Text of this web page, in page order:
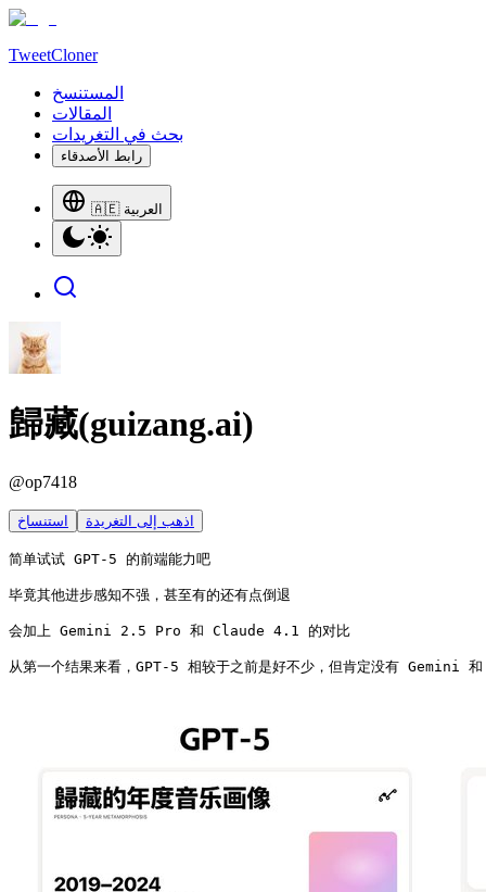
TweetCloner
المستنسخ
المقالات
بحث في التغريدات
رابط الأصدقاء
🇦🇪 العربية
歸藏(guizang.ai)
@op7418
استنساخ اذهب إلى التغريدة
简单试试 GPT-5 的前端能力吧
毕竟其他进步感知不强，甚至有的还有点倒退
会加上 Gemini 2.5 Pro 和 Claude 4.1 的对比
从第一个结果来看，GPT-5 相较于之前是好不少，但肯定没有